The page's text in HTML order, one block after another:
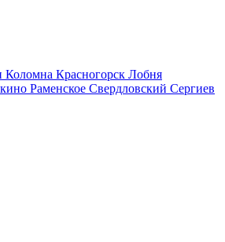
Коломна Красногорск Лобня
Раменское Свердловский Сергиев